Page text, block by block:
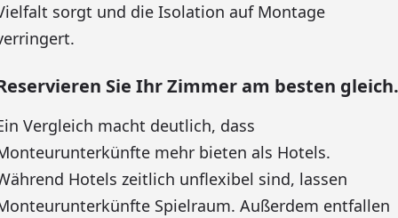
sorgt und die Isolation auf Montage
Sie Ihr Zimmer am besten gleich.
Vergleich macht deutlich, dass
mehr bieten als Hotels.
Hotels zeitlich unflexibel sind, lassen
Spielraum. Außerdem entfallen